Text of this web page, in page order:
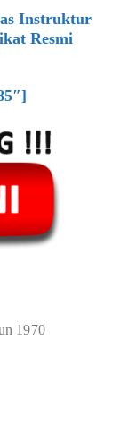
Instruktur
Resmi
1970